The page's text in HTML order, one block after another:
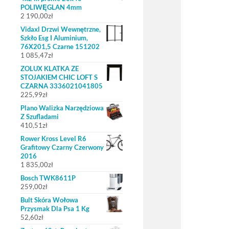
POLIWĘGLAN 4mm
2 190,00zł
Vidaxl Drzwi Wewnętrzne,
Szkło Esg I Aluminium,
76X201,5 Czarne 151202
1 085,47zł
ZOLUX KLATKA ZE
STOJAKIEM CHIC LOFT S
CZARNA 3336021041805
225,99zł
Plano Walizka Narzędziowa
Z Szufladami
410,51zł
Rower Kross Level R6
Grafitowy Czarny Czerwony
2016
1 835,00zł
Bosch TWK8611P
259,00zł
Bult Skóra Wołowa
Przysmak Dla Psa 1 Kg
52,60zł